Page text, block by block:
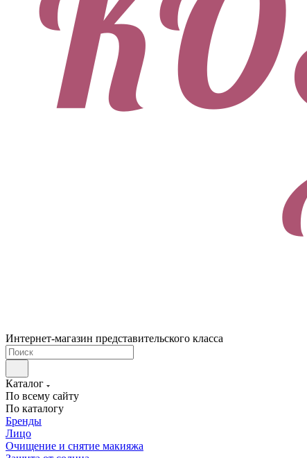
Интернет-магазин представительского класса
Каталог
По всему сайту
По каталогу
Бренды
Лицо
Очищение и снятие макияжа